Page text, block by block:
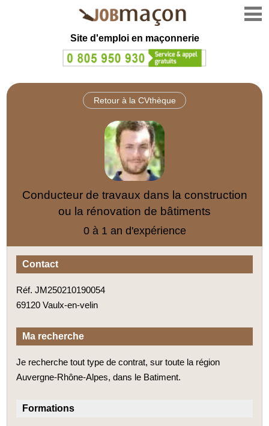
Site d'emploi en maçonnerie
Retour à la CVthèque
Conducteur de travaux dans la construction
ou la rénovation de bâtiments
0 à 1 an d'expérience
Contact
Réf. JM250210190054
69120 Vaulx-en-velin
Ma recherche
Je recherche tout type de contrat, sur toute la région
Auvergne-Rhône-Alpes, dans le Batiment.
Formations